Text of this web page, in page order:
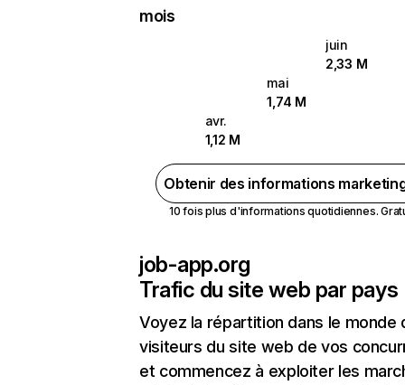
mois
juin
2,33 M
mai
1,74 M
avr.
1,12 M
Obtenir des informations
10 fois plus d'informations quotidiennes.
job-app.org
Trafic du site web par pays
Voyez la répartition dans le monde
visiteurs du site web de vos
et commencez à exploiter les